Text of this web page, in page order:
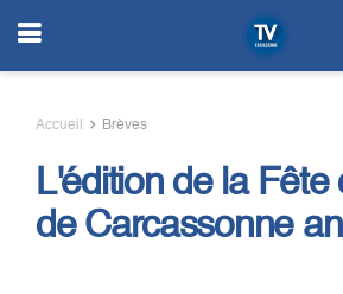
Accueil Brèves
L'édition de la Fête
de Carcassonne